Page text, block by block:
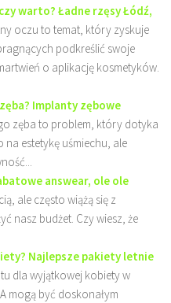
warto? Ładne rzęsy Łódź,
oczu to temat, który zyskuje
podkreślić swoje
o aplikację kosmetyków.
Implanty zębowe
zęba to problem, który dotyka
na estetykę uśmiechu, ale
answear, ole ole
ale często wiążą się z
nasz budżet. Czy wiesz, że
Najlepsze pakiety letnie
dla wyjątkowej kobiety w
mogą być doskonałym